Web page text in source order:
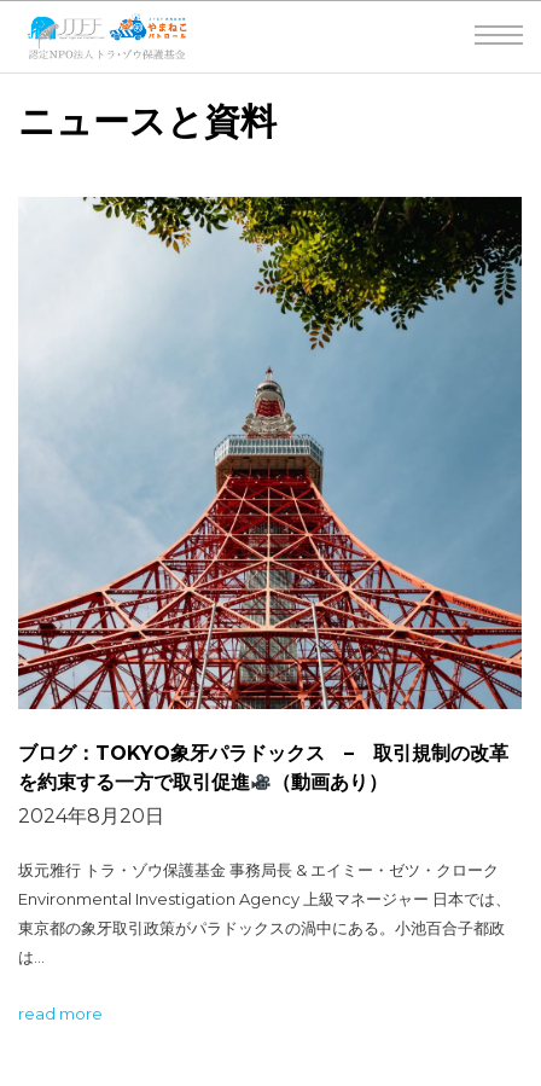
ニュースと資料
ブログ：TOKYO象牙パラドックス – 取引規制の改革
を約束する一方で取引促進
（動画あり）
2024年8月20日
坂元雅行 トラ・ゾウ保護基金 事務局長 & エイミー・ゼツ・クローク
Environmental Investigation Agency 上級マネージャー 日本では、
東京都の象牙取引政策がパラドックスの渦中にある。小池百合子都政
は…
read more